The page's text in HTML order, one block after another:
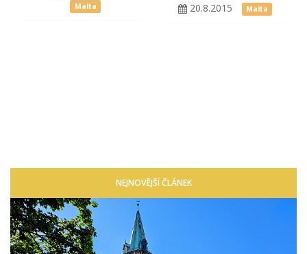
Malta 20.8.2015 Malta
NEJNOVĚJŠÍ ČLÁNEK